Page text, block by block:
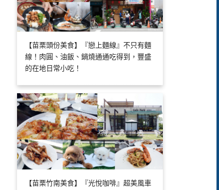
【苗栗頭份美食】『戀上麵線』不只有麵
線！肉圓、油飯、鍋燒通通吃得到，豐盛
的在地日常小吃！
【苗栗竹南美食】『光悅咖啡』超美風車